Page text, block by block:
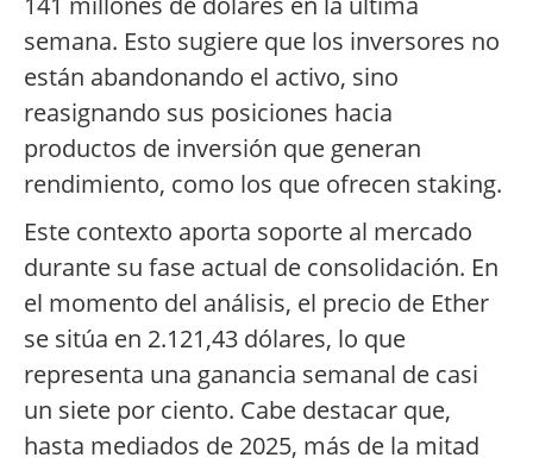
semana. Esto sugiere que los inversores no
están abandonando el activo, sino
reasignando sus posiciones hacia
productos de inversión que generan
rendimiento, como los que ofrecen staking.
Este contexto aporta soporte al mercado
durante su fase actual de consolidación. En
el momento del análisis, el precio de Ether
se sitúa en 2.121,43 dólares, lo que
representa una ganancia semanal de casi
un siete por ciento. Cabe destacar que,
hasta mediados de 2025, más de la mitad